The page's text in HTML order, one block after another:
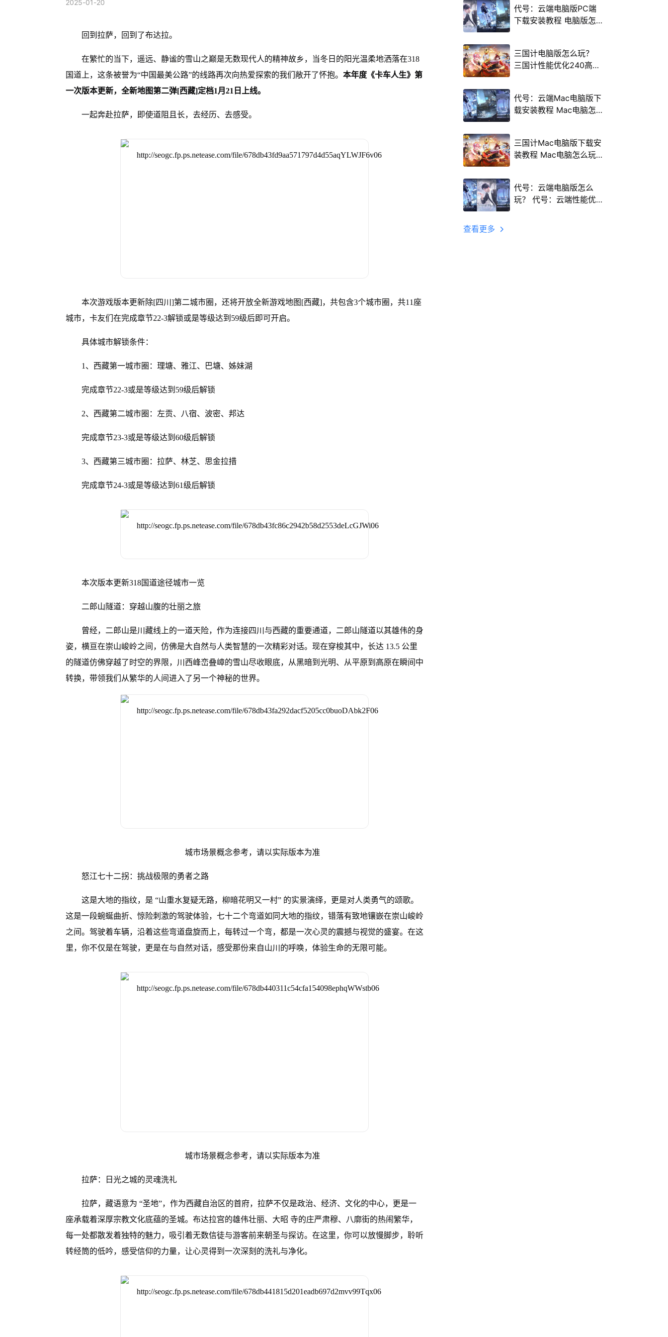
2025-01-20
回到拉萨，回到了布达拉。
在繁忙的当下，遥远、静谧的雪山之巅是无数现代人的精神故乡，当冬日的阳光温柔地洒落在318
国道上，这条被誉为“中国最美公路”的线路再次向热爱探索的我们敞开了怀抱。 本年度《卡车人生》第
一次版本更新，全新地图第二弹[西藏]定档1月21日上线。
一起奔赴拉萨，即使道阻且长，去经历、去感受。
本次游戏版本更新除[四川]第二城市圈，还将开放全新游戏地图[西藏]，共包含3个城市圈，共11座
城市，卡友们在完成章节22-3解锁或是等级达到59级后即可开启。
具体城市解锁条件：
1、西藏第一城市圈：理塘、雅江、巴塘、姊妹湖
完成章节22-3或是等级达到59级后解锁
2、西藏第二城市圈：左贡、八宿、波密、邦达
完成章节23-3或是等级达到60级后解锁
3、西藏第三城市圈：拉萨、林芝、思金拉措
完成章节24-3或是等级达到61级后解锁
本次版本更新318国道途径城市一览
二郎山隧道：穿越山腹的壮丽之旅
曾经，二郎山是川藏线上的一道天险，作为连接四川与西藏的重要通道，二郎山隧道以其雄伟的身
姿，横亘在崇山峻岭之间，仿佛是大自然与人类智慧的一次精彩对话。现在穿梭其中，长达 13.5 公里
的隧道仿佛穿越了时空的界限，川西峰峦叠嶂的雪山尽收眼底，从黑暗到光明、从平原到高原在瞬间中
转换，带领我们从繁华的人间进入了另一个神秘的世界。
城市场景概念参考，请以实际版本为准
怒江七十二拐：挑战极限的勇者之路
这是大地的指纹，是 “山重水复疑无路，柳暗花明又一村” 的实景演绎，更是对人类勇气的颂歌。
这是一段蜿蜒曲折、惊险刺激的驾驶体验，七十二个弯道如同大地的指纹，错落有致地镶嵌在崇山峻岭
之间。驾驶着车辆，沿着这些弯道盘旋而上，每转过一个弯，都是一次心灵的震撼与视觉的盛宴。在这
里，你不仅是在驾驶，更是在与自然对话，感受那份来自山川的呼唤，体验生命的无限可能。
城市场景概念参考，请以实际版本为准
拉萨：日光之城的灵魂洗礼
拉萨，藏语意为 “圣地”，作为西藏自治区的首府，拉萨不仅是政治、经济、文化的中心，更是一
座承载着深厚宗教文化底蕴的圣城。布达拉宫的雄伟壮丽、大昭 寺的庄严肃穆、八廓街的热闹繁华，
每一处都散发着独特的魅力，吸引着无数信徒与游客前来朝圣与探访。在这里，你可以放慢脚步，聆听
转经筒的低吟，感受信仰的力量，让心灵得到一次深刻的洗礼与净化。
代号：云端电脑版PC端
下载安装教程 电脑版怎
三国计电脑版怎么玩？
三国计性能优化240高帧
代号：云端Mac电脑版下
载安装教程 Mac电脑怎
三国计Mac电脑版下载安
装教程 Mac电脑怎么玩
代号：云端电脑版怎么
玩？ 代号：云端性能优
查看更多